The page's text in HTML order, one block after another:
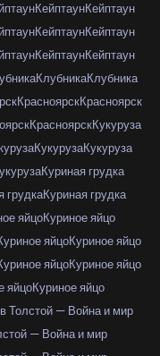
КейптаунКейптаун
КейптаунКейптаун
КейптаунКейптаун
КлубникаКлубника
КрасноярскКрасноярск
КрасноярскКукуруза
КукурузаКукуруза
Куриная грудка
грудкаКуриная грудка
яйцоКуриное яйцо
яйцоКуриное яйцо
яйцоКуриное яйцо
яйцоКуриное яйцо
Толстой — Война и мир
— Война и мир